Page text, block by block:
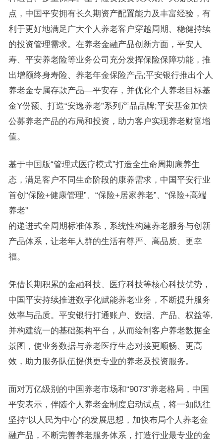
点，中国平安拥有长久期资产配置能力及丰富经验，有
利于更好地满足广大个人养老客户穿越周期、稳健持续
的投资管理需求。在养老金融产品创新方面，平安人
寿、平安养老险等业务公司充分发挥保险保障功能，推
出增额终身寿险、养老年金保险产品;平安银行推出个人
养老金专属存款产品—平安存，并优化个人养老目标基
金Y份额、打造“安逸养老”系列产品品牌;平安基金加快
公募养老产品的布局和投资，助力客户实现养老财富增
值。
基于中国版“管理式医疗模式”打造全生命周期康养生
态，满足客户不同生命阶段的康养需求，中国平安行业
首创“保险+健康管理”、“保险+居家养老”、“保险+高端
养老”
的递进式全周期标准体系，系统性构建养老服务与创新
产品体系，让老年人群的生活有尊严、高品质、更幸
福。
凭借长期积累的金融科技、医疗科技等核心科技优势，
中国平安持续推进数字化赋能养老业务，不断提升服务
效率与品质。平安银行打通账户、数据、产品、权益等,
并构建统一的基础架构平台，从而绘制客户养老数据全
景图，使业务数据与养老医疗生态对接更顺畅、更高
效，助力服务队伍提供更专业的养老及投资服务。
面对万亿级别的中国养老市场和“9073”养老格局，中国
平安表示，伴随个人养老金制度启动试点，将一如既往
坚持“以人民为中心”的发展思想，加快布局个人养老金
融产品，不断完善养老服务体系，打造行业最专业的金